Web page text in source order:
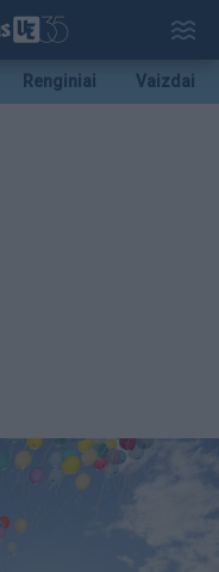
Renginiai Vaizdai